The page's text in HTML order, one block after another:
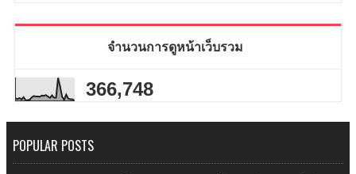
จำนวนการดูหน้าเว็บรวม
366,748
POPULAR POSTS